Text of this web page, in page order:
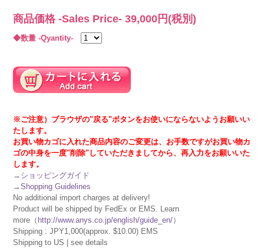
商品価格 -Sales Price-39,000 円(税別)
◆数量 -Qyantity-
※ご注意）ブラウザの"戻る"ボタンをお使いにならないようお願いい
たします。
お買い物カゴに入れた商品内容のご変更は、お手数ですがお買い物カ
ゴの中身を一度"削除"していただきましてから、再入力をお願いいた
します。
→ ショッピングガイド
→Shopping Guidelines
No additional import charges at delivery!
Product will be shipped by FedEx or EMS. Learn
more（ http://www.anys.co.jp/english/guide_en/）
Shipping : JPY1,000(approx. $10.00) EMS
Shipping to US | see details